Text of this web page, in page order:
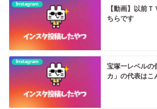
Instagram
【動画】以前
ちらです
Instagram
宝塚一レベルの
カ」の代表はこ